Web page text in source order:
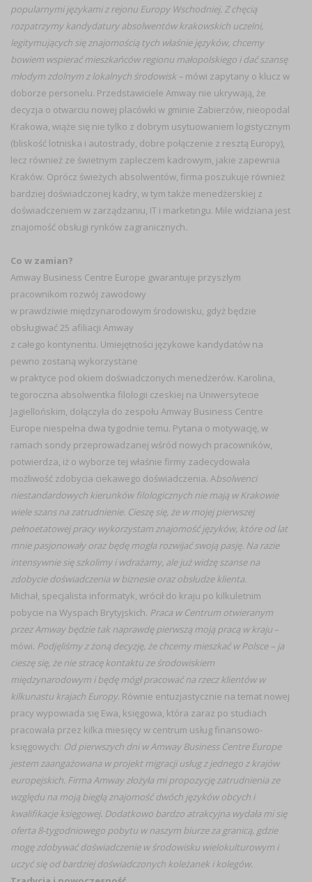
popularnymi językami z rejonu Europy Wschodniej. Z chęcią
rozpatrzymy kandydatury absolwentów krakowskich uczelni,
legitymujących się znajomością tych właśnie języków, chcemy
bowiem wspierać mieszkańców regionu małopolskiego i dać szansę
młodym zdolnym z lokalnych środowisk – mówi zapytany o klucz w
doborze personelu. Przedstawiciele Amway nie ukrywają, że
decyzja o otwarciu nowej placówki w gminie Zabierzów, nieopodal
Krakowa, wiąże się nie tylko z dobrym usytuowaniem logistycznym
(bliskość lotniska i autostrady, dobre połączenie z resztą Europy),
lecz również ze świetnym zapleczem kadrowym, jakie zapewnia
Kraków. Oprócz świeżych absolwentów, firma poszukuje również
bardziej doświadczonej kadry, w tym także menedżerskiej z
doświadczeniem w zarządzaniu, IT i marketingu. Mile widziana jest
znajomość obsługi rynków zagranicznych.
Co w zamian?
Amway Business Centre Europe gwarantuje przyszłym
pracownikom rozwój zawodowy
w prawdziwie międzynarodowym środowisku, gdyż będzie
obsługiwać 25 afiliacji Amway
z całego kontynentu. Umiejętności językowe kandydatów na
pewno zostaną wykorzystane
w praktyce pod okiem doświadczonych menedżerów. Karolina,
tegoroczna absolwentka filologii czeskiej na Uniwersytecie
Jagiellońskim, dołączyła do zespołu Amway Business Centre
Europe niespełna dwa tygodnie temu. Pytana o motywację, w
ramach sondy przeprowadzanej wśród nowych pracowników,
potwierdza, iż o wyborze tej właśnie firmy zadecydowała
możliwość zdobycia ciekawego doświadczenia. Absolwenci
niestandardowych kierunków filologicznych nie mają w Krakowie
wiele szans na zatrudnienie. Cieszę się, że w mojej pierwszej
pełnoetatowej pracy wykorzystam znajomość języków, które od lat
mnie pasjonowały oraz będę mogła rozwijać swoją pasję. Na razie
intensywnie się szkolimy i wdrażamy, ale już widzę szanse na
zdobycie doświadczenia w biznesie oraz obsłudze klienta.
Michał, specjalista informatyk, wrócił do kraju po kilkuletnim
pobycie na Wyspach Brytyjskich. Praca w Centrum otwieranym
przez Amway będzie tak naprawdę pierwszą moją pracą w kraju –
mówi. Podjęliśmy z żoną decyzję, że chcemy mieszkać w Polsce – ja
cieszę się, że nie stracę kontaktu ze środowiskiem
międzynarodowym i będę mógł pracować na rzecz klientów w
kilkunastu krajach Europy. Równie entuzjastycznie na temat nowej
pracy wypowiada się Ewa, księgowa, która zaraz po studiach
pracowała przez kilka miesięcy w centrum usług finansowo-
księgowych: Od pierwszych dni w Amway Business Centre Europe
jestem zaangażowana w projekt migracji usług z jednego z krajów
europejskich. Firma Amway złożyła mi propozycję zatrudnienia ze
względu na moją biegłą znajomość dwóch języków obcych i
kwalifikacje księgowej. Dodatkowo bardzo atrakcyjna wydała mi się
oferta 8-tygodniowego pobytu w naszym biurze za granicą, gdzie
mogę zdobywać doświadczenie w środowisku wielokulturowym i
uczyć się od bardziej doświadczonych koleżanek i kolegów.